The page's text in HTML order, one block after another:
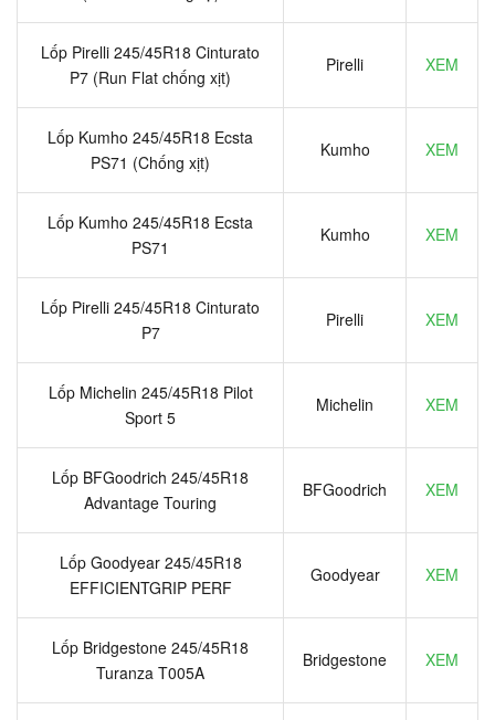
Lốp Pirelli 245/45R18 Cinturato
P7 (Run Flat chống xịt)
Pirelli XEM
Lốp Kumho 245/45R18 Ecsta
PS71 (Chống xịt)
Kumho XEM
Lốp Kumho 245/45R18 Ecsta
PS71
Kumho XEM
Lốp Pirelli 245/45R18 Cinturato
P7
Pirelli XEM
Lốp Michelin 245/45R18 Pilot
Sport 5
Michelin XEM
Lốp BFGoodrich 245/45R18
Advantage Touring
BFGoodrich XEM
Lốp Goodyear 245/45R18
EFFICIENTGRIP PERF
Goodyear XEM
Lốp Bridgestone 245/45R18
Turanza T005A
Bridgestone XEM